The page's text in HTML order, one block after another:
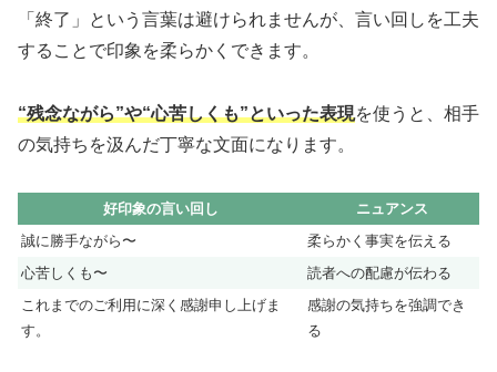
「終了」という言葉は避けられませんが、言い回しを工夫
することで印象を柔らかくできます。
“残念ながら”や“心苦しくも”といった表現を使うと、相手
の気持ちを汲んだ丁寧な文面になります。
好印象の言い回し
ニュアンス
誠に勝手ながら〜
柔らかく事実を伝える
心苦しくも〜
読者への配慮が伝わる
これまでのご利用に深く感謝申し上げま
す。
感謝の気持ちを強調でき
る